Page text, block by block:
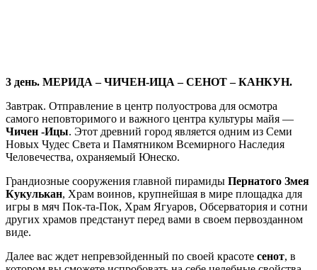
3 день. МЕРИДА – ЧИЧЕН-ИЦА – СЕНОТ – КАНКУН.
Завтрак. Отправление в центр полуострова для осмотра
самого неповторимого и важного центра культуры майя —
Чичен -Ицы. Этот древний город является одним из Семи
Новых Чудес Света и Памятником Всемирного Наследия
Человечества, охраняемый Юнеско.
Грандиозные сооружения главной пирамиды Пернатого Змея
Кукулькан, Храм воинов, крупнейшая в мире площадка для
игры в мяч Пок-та-Пок, Храм Ягуаров, Обсерватория и сотни
других храмов предстанут перед вами в своем первозданном
виде.
Далее вас ждет непревзойденный по своей красоте сенот, в